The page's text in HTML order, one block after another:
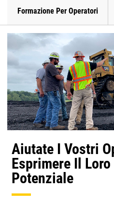
Formazione Per Operatori
Aiutate I Vostri
Esprimere Il
Potenziale